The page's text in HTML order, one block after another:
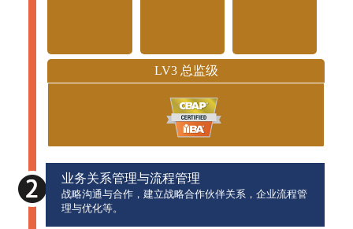
LV3 总监级
业务关系管理与流程管理
战略沟通与合作，建立战略合作伙伴关系，企业流程管
理与优化等。